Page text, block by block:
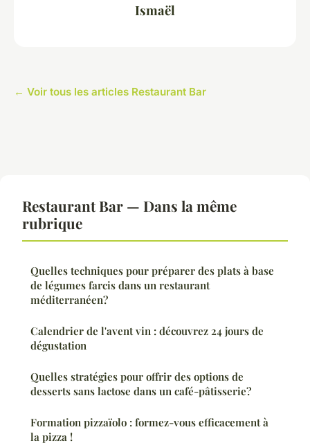
Ismaël
← Voir tous les articles Restaurant Bar
Restaurant Bar — Dans la même
rubrique
Quelles techniques pour préparer des plats à base
de légumes farcis dans un restaurant
méditerranéen?
Calendrier de l'avent vin : découvrez 24 jours de
dégustation
Quelles stratégies pour offrir des options de
desserts sans lactose dans un café-pâtisserie?
Formation pizzaïolo : formez-vous efficacement à
la pizza !